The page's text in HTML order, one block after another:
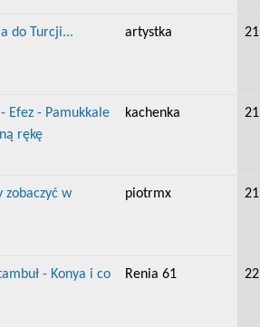
do Turcji... artystka 21
- Efez - Pamukkale
rękę
kachenka 21
zobaczyć w
piotrmx 21
- Konya i co
Renia 61 22